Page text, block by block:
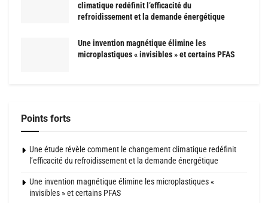
climatique redéfinit l’efficacité du
refroidissement et la demande énergétique
Une invention magnétique élimine les
microplastiques « invisibles » et certains PFAS
Points forts
Une étude révèle comment le changement climatique redéfinit
l’efficacité du refroidissement et la demande énergétique
Une invention magnétique élimine les microplastiques «
invisibles » et certains PFAS